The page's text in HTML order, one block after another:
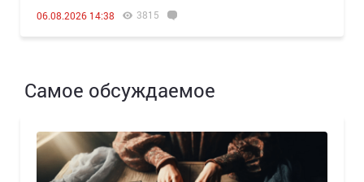
06.08.2026 14:38 3815
Самое обсуждаемое